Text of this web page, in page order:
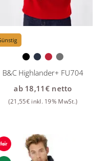
B&C Highlander+ FU704
ab 18,11 €netto
(21,55€ inkl. 19% MwSt.)